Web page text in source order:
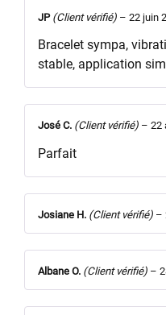
JP (Client vérifié) – 22 juin
Bracelet sympa,
stable, application
José C. (Client vérifié) – 22
Parfait
Josiane H. (Client vérifié) –
Albane O. (Client vérifié) –